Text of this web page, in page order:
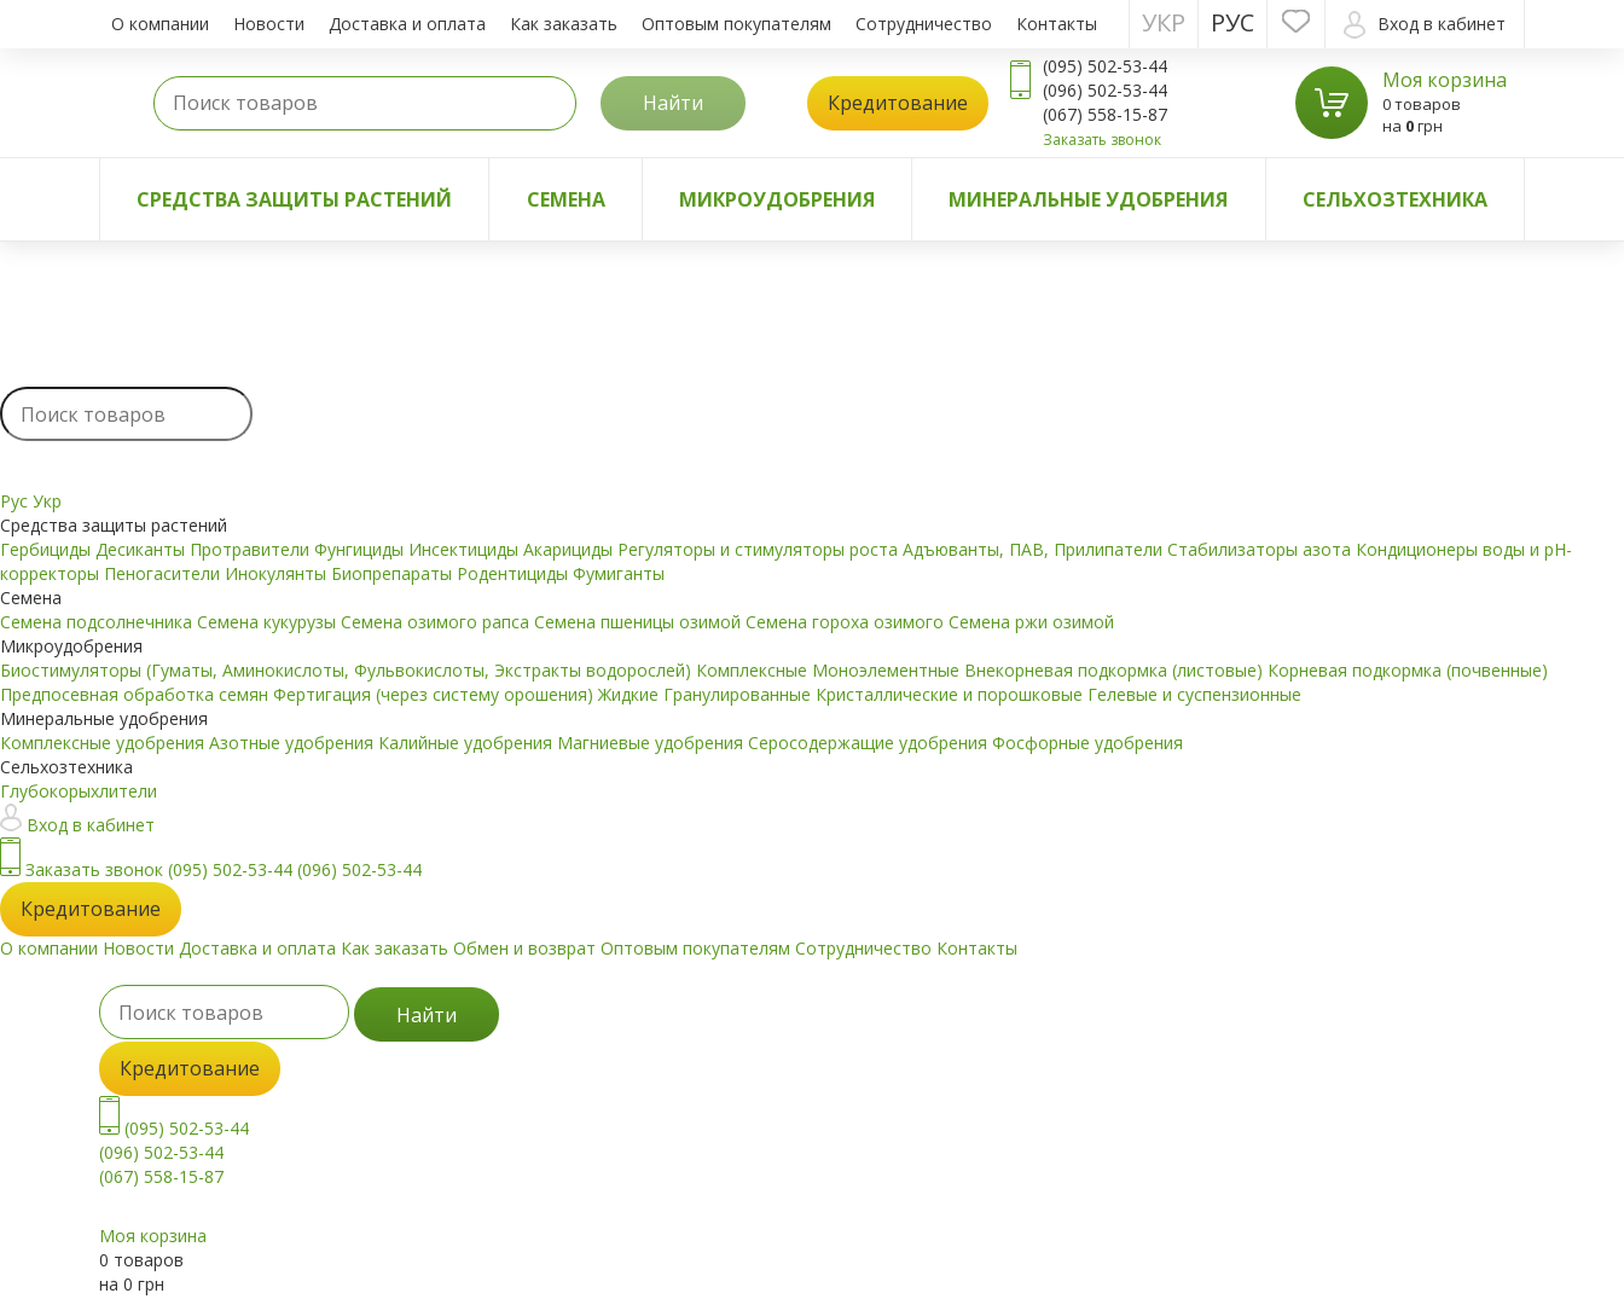
О компании Новости Доставка и оплата Как заказать Оптовым покупателям Сотрудничество Контакты Вход в кабинет
РУС
УКР
Найти Кредитование
(095) 502-53-44
(096) 502-53-44
(067) 558-15-87
Заказать звонок
Моя корзина
0 товаров
на 0грн
СРЕДСТВА ЗАЩИТЫ РАСТЕНИЙ СЕМЕНА МИКРОУДОБРЕНИЯ МИНЕРАЛЬНЫЕ УДОБРЕНИЯ СЕЛЬХОЗТЕХНИКА
Рус Укр
Средства защиты растений
Гербициды Десиканты Протравители Фунгициды Инсектициды Акарициды Регуляторы и стимуляторы роста Адъюванты, ПАВ, Прилипатели Стабилизаторы азота Кондиционеры воды и pH-
корректоры Пеногасители Инокулянты Биопрепараты Родентициды Фумиганты
Семена
Семена подсолнечника Семена кукурузы Семена озимого рапса Семена пшеницы озимой Семена гороха озимого Семена ржи озимой
Микроудобрения
Биостимуляторы (Гуматы, Аминокислоты, Фульвокислоты, Экстракты водорослей) Комплексные Моноэлементные Внекорневая подкормка (листовые) Корневая подкормка (почвенные)
Предпосевная обработка семян Фертигация (через систему орошения)Жидкие Гранулированные Кристаллические и порошковые Гелевые и суспензионные
Минеральные удобрения
Комплексные удобрения Азотные удобрения Калийные удобрения Магниевые удобрения Серосодержащие удобрения Фосфорные удобрения
Сельхозтехника
Глубокорыхлители
Вход в кабинет
Заказать звонок (095) 502-53-44 (096) 502-53-44
Кредитование
О компании Новости Доставка и оплата Как заказать Обмен и возврат Оптовым покупателям Сотрудничество Контакты
Найти
Кредитование
(095) 502-53-44
(096) 502-53-44
(067) 558-15-87
Моя корзина
0 товаров
на 0 грн